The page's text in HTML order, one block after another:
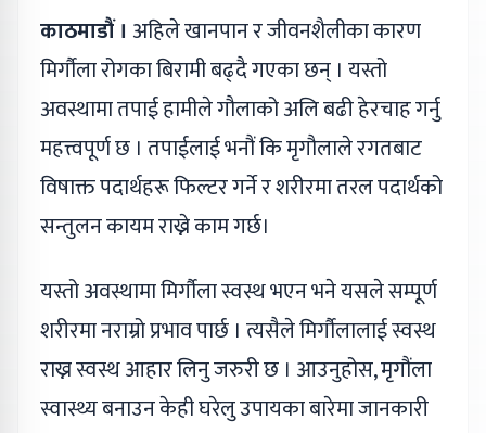
काठमाडौं । अहिले खानपान र जीवनशैलीका कारण
मिर्गौला रोगका बिरामी बढ्दै गएका छन् । यस्तो
अवस्थामा तपाई हामीले गौलाको अलि बढी हेरचाह गर्नु
महत्त्वपूर्ण छ । तपाईलाई भनौं कि मृगौलाले रगतबाट
विषाक्त पदार्थहरू फिल्टर गर्ने र शरीरमा तरल पदार्थको
सन्तुलन कायम राख्ने काम गर्छ।
यस्तो अवस्थामा मिर्गौला स्वस्थ भएन भने यसले सम्पूर्ण
शरीरमा नराम्रो प्रभाव पार्छ । त्यसैले मिर्गौलालाई स्वस्थ
राख्न स्वस्थ आहार लिनु जरुरी छ । आउनुहोस, मृगौंला
स्वास्थ्य बनाउन केही घरेलु उपायका बारेमा जानकारी